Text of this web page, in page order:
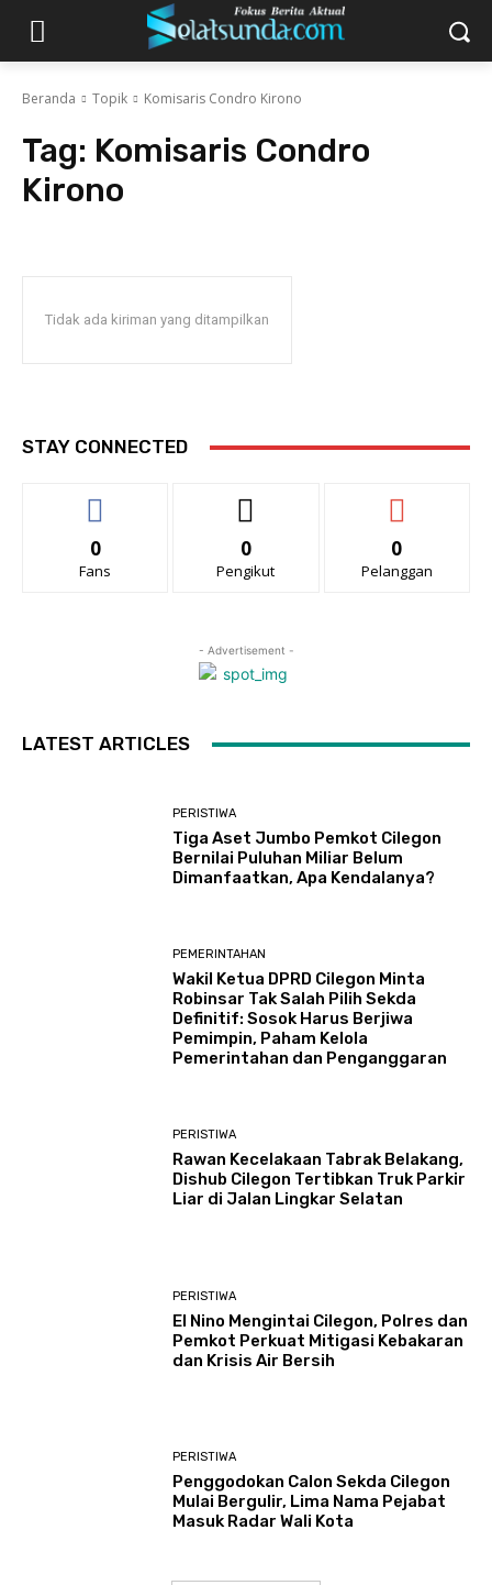
Beranda Topik Komisaris Condro Kirono
Tag: Komisaris Condro
Kirono
Tidak ada kiriman yang ditampilkan
STAY CONNECTED
0
Fans
0
Pengikut
0
Pelanggan
- Advertisement -
LATEST ARTICLES
PERISTIWA
Tiga Aset Jumbo Pemkot Cilegon
Bernilai Puluhan Miliar Belum
Dimanfaatkan, Apa Kendalanya?
PEMERINTAHAN
Wakil Ketua DPRD Cilegon Minta
Robinsar Tak Salah Pilih Sekda
Definitif: Sosok Harus Berjiwa
Pemimpin, Paham Kelola
Pemerintahan dan Penganggaran
PERISTIWA
Rawan Kecelakaan Tabrak Belakang,
Dishub Cilegon Tertibkan Truk Parkir
Liar di Jalan Lingkar Selatan
PERISTIWA
El Nino Mengintai Cilegon, Polres dan
Pemkot Perkuat Mitigasi Kebakaran
dan Krisis Air Bersih
PERISTIWA
Penggodokan Calon Sekda Cilegon
Mulai Bergulir, Lima Nama Pejabat
Masuk Radar Wali Kota